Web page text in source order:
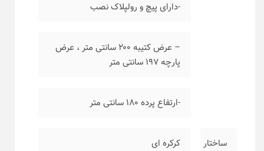
-دارای پیچ و رولپلاک نصب
– عرض کتیبه ۲۰۰ سانتی متر ، عرض
پارچه ۱۹۷ سانتی متر
-ارتفاع پرده ۱۸۰ سانتی متر
ساختار
کرکره ای